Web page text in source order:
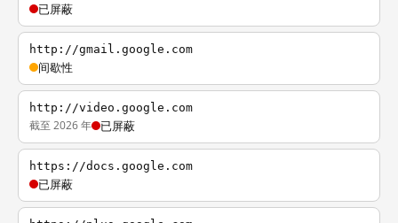
已屏蔽
http://gmail.google.com
间歇性
http://video.google.com
截至 2026 年 已屏蔽
https://docs.google.com
已屏蔽